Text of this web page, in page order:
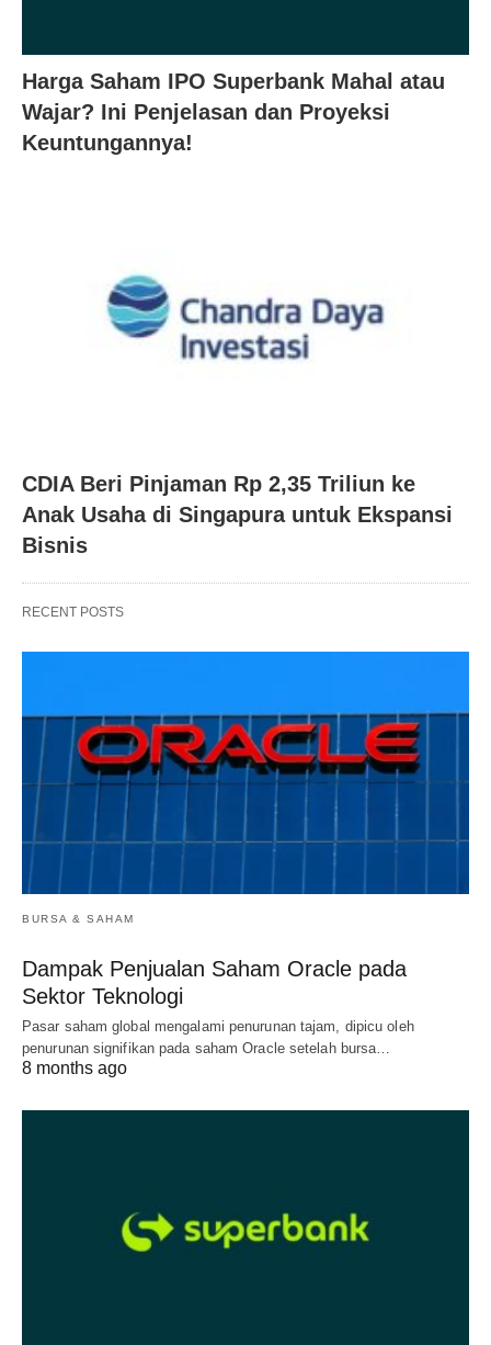
Harga Saham IPO Superbank Mahal atau
Wajar? Ini Penjelasan dan Proyeksi
Keuntungannya!
CDIA Beri Pinjaman Rp 2,35 Triliun ke
Anak Usaha di Singapura untuk Ekspansi
Bisnis
RECENT POSTS
BURSA & SAHAM
Dampak Penjualan Saham Oracle pada
Sektor Teknologi
Pasar saham global mengalami penurunan tajam, dipicu oleh
penurunan signifikan pada saham Oracle setelah bursa…
8 months ago